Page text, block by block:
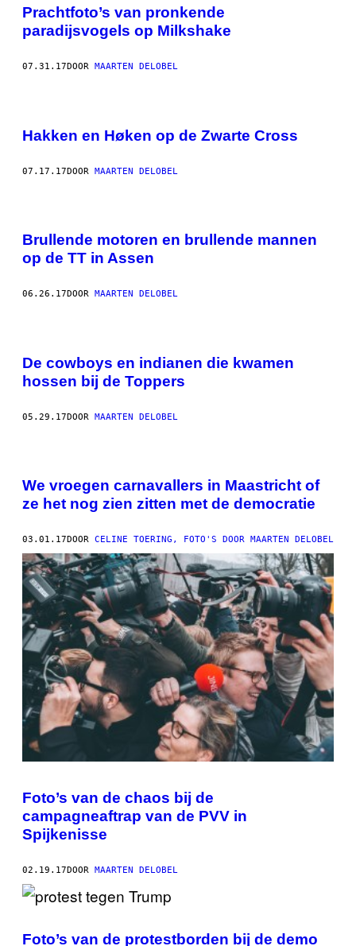
Prachtfoto’s van pronkende
paradijsvogels op Milkshake
07.31.17DOOR MAARTEN DELOBEL
Hakken en Høken op de Zwarte Cross
07.17.17DOOR MAARTEN DELOBEL
Brullende motoren en brullende mannen
op de TT in Assen
06.26.17DOOR MAARTEN DELOBEL
De cowboys en indianen die kwamen
hossen bij de Toppers
05.29.17DOOR MAARTEN DELOBEL
We vroegen carnavallers in Maastricht of
ze het nog zien zitten met de democratie
03.01.17DOOR CELINE TOERING, FOTO'S DOOR MAARTEN DELOBEL
Foto’s van de chaos bij de
campagneaftrap van de PVV in
Spijkenisse
02.19.17DOOR MAARTEN DELOBEL
Foto’s van de protestborden bij de demo